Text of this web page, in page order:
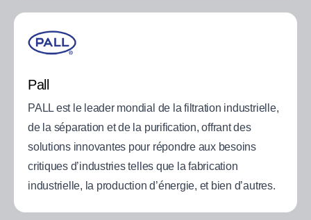
Pall
PALL est le leader mondial de la filtration industrielle,
de la séparation et de la purification, offrant des
solutions innovantes pour répondre aux besoins
critiques d’industries telles que la fabrication
industrielle, la production d’énergie, et bien d’autres.